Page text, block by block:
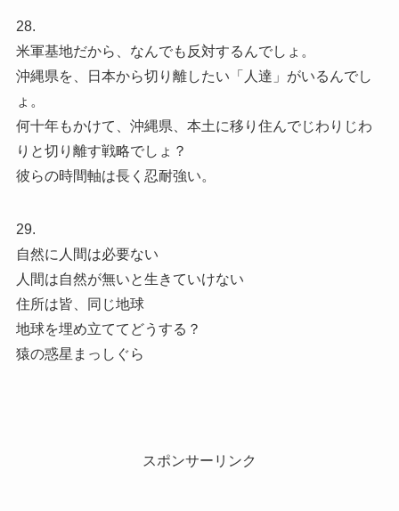
28.
米軍基地だから、なんでも反対するんでしょ。
沖縄県を、日本から切り離したい「人達」がいるんでし
ょ。
何十年もかけて、沖縄県、本土に移り住んでじわりじわ
りと切り離す戦略でしょ？
彼らの時間軸は長く忍耐強い。
29.
自然に人間は必要ない
人間は自然が無いと生きていけない
住所は皆、同じ地球
地球を埋め立ててどうする？
猿の惑星まっしぐら
スポンサーリンク